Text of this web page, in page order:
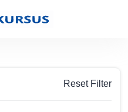
Reset Filter